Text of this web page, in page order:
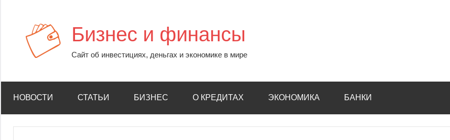
содержимому
Бизнес и финансы
Сайт об инвестициях, деньгах и экономике в мире
НОВОСТИ СТАТЬИ БИЗНЕС О КРЕДИТАХ ЭКОНОМИКА БАНКИ